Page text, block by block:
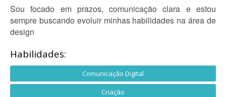
Sou focado em prazos, comunicação clara e estou
sempre buscando evoluir minhas habilidades na área de
design
Habilidades:
Comunicação Digital
Criação